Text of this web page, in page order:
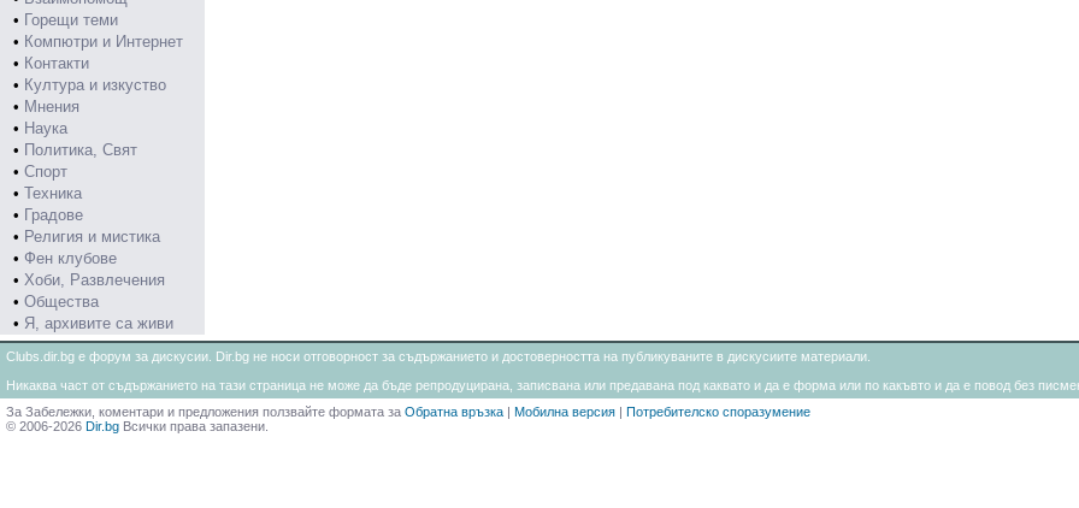
• Горещи теми
• Компютри и Интернет
• Контакти
• Култура и изкуство
• Мнения
• Наука
• Политика, Свят
• Спорт
• Техника
• Градове
• Религия и мистика
• Фен клубове
• Хоби, Развлечения
• Общества
• Я, архивите са живи
Clubs.dir.bg е форум за дискусии. Dir.bg не носи отговорност за съдържанието и достоверността на публикуваните в дискусиите материали.
Никаква част от съдържанието на тази страница не може да бъде репродуцирана, записвана или предавана под каквато и да е форма или по какъвто и да е повод без
За Забележки, коментари и предложения ползвайте формата за Обратна връзка | Мобилна версия | Потребителско споразумение
© 2006-2026 Dir.bg Всички права запазени.